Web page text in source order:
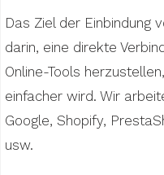
Das Ziel der Einbindung
darin, eine direkte
Online-Tools
einfacher wird. Wir
Google, Shopify,
usw.